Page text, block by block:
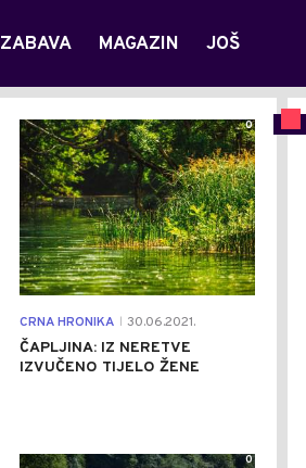
ZABAVA MAGAZIN JOŠ
CRNA HRONIKA 30.06.2021.
ČAPLJINA: IZ NERETVE
IZVUČENO TIJELO ŽENE
0
0